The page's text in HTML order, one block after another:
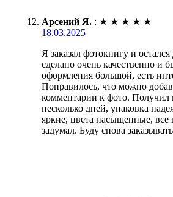
Арсений Я. : ★ ★ ★ ★ ★
18.03.2025
Я заказал фотокнигу и
сделано очень качественно и
оформления большой, есть
Понравилось, что можно
комментарии к фото. Получил
несколько дней, упаковка
яркие, цвета насыщенные, все
задумал. Буду снова